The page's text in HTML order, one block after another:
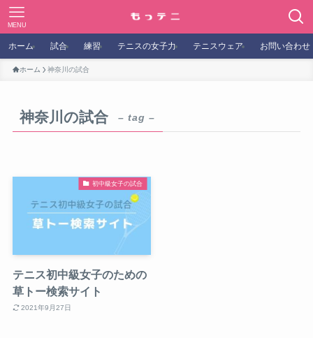
MENU
ホーム 試合 練習 テニスの女子力 テニスウェア お問い合わせ
ホーム 神奈川の試合
神奈川の試合 – tag –
初中級女子の試合
テニス初中級女子のための
草トー検索サイト
2021年9月27日